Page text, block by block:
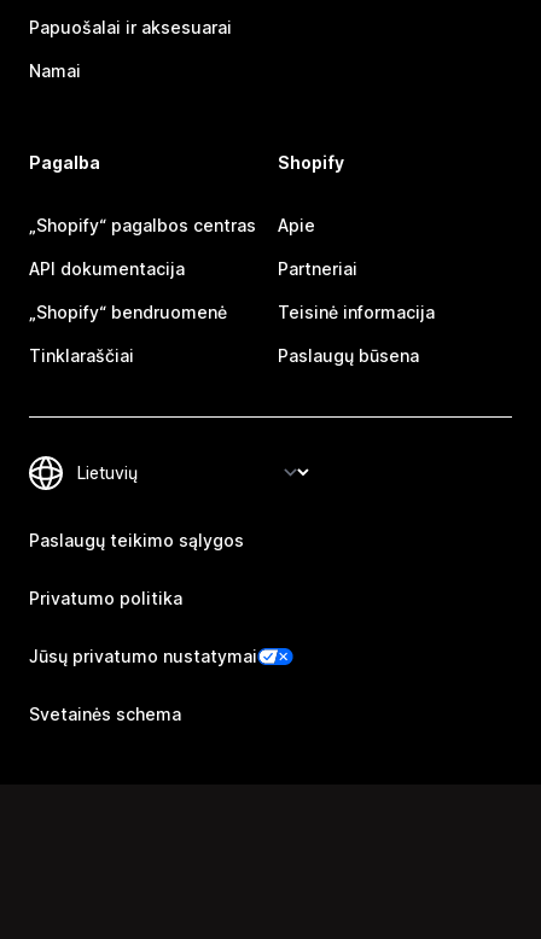
Papuošalai ir aksesuarai
Namai
Pagalba
„Shopify“ pagalbos centras
API dokumentacija
„Shopify“ bendruomenė
Tinklaraščiai
Shopify
Apie
Partneriai
Teisinė informacija
Paslaugų būsena
Paslaugų teikimo sąlygos
Privatumo politika
Jūsų privatumo nustatymai
Svetainės schema